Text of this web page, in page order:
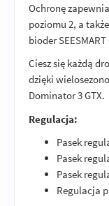
Ochronę
poziomu 2, a
bioder
Ciesz się każdą
dzięki
Dominator 3 GTX.
Regulacja:
Pasek
Pasek
Pasek
Regulacja